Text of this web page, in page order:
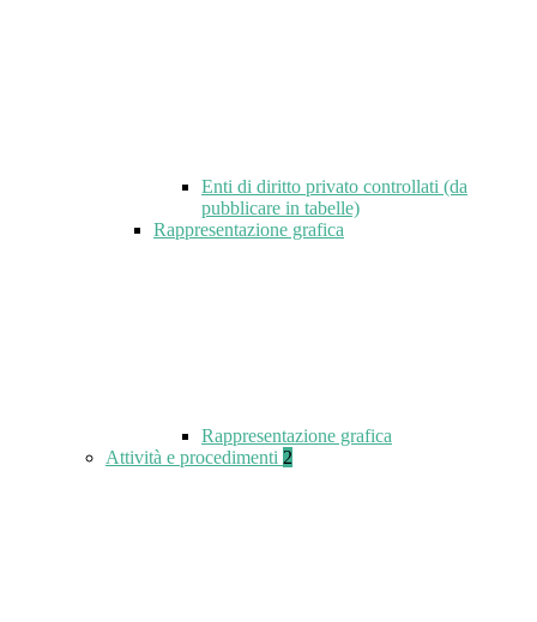
Enti di diritto privato controllati (da
pubblicare in tabelle)
Rappresentazione grafica
Rappresentazione grafica
Attività e procedimenti 2